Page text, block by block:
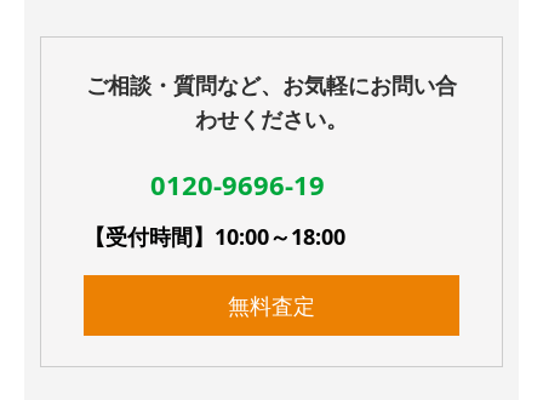
ご相談・質問など、お気軽にお問い合
わせください。
0120-9696-19
【受付時間】10:00～18:00
無料査定